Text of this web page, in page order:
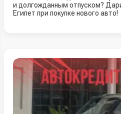
и долгожданным отпуском?
Египет при покупке нового авто!